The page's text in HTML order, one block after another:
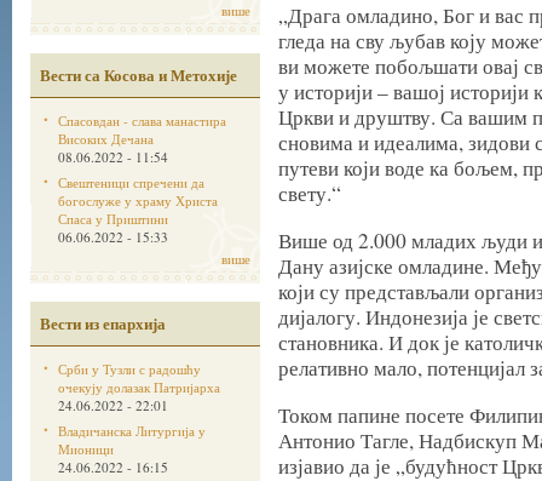
више
Вести са Косова и Метохије
Спасовдан - слава манастира
Високих Дечана
08.06.2022 - 11:54
Свештеници спречени да
богослуже у храму Христа
Спаса у Приштини
06.06.2022 - 15:33
више
Вести из епархија
Срби у Тузли с радошћу
очекују долазак Патријарха
24.06.2022 - 22:01
Владичанска Литургија у
Мионици
24.06.2022 - 16:15
„Драга омладино, Бог и вас
гледа на сву љубав коју
ви можете побољшати овај
у историји – вашој
Цркви и друштву. Са вашим
сновима и идеалима, зидови
путеви који воде ка бољем,
свету.“
Више од 2.000 младих људи
Дану азијске омладине.
који су представљали
дијалогу. Индонезија је
становника. И док је
релативно мало, потенцијал
Током папине посете
Антонио Тагле, Надбискуп
изјавио да је „будућност